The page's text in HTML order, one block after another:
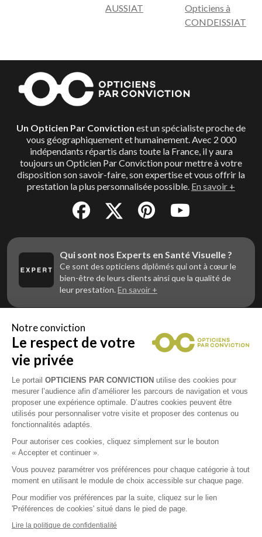
AUSSIAT
Opticiens à
CONDEISSIAT
Un Opticien Par Conviction est un spécialiste proche de
vous géographiquement et humainement. Avec 2 000
indépendants répartis dans toute la France, il y aura
toujours un Opticien Par Conviction pour mettre à votre
disposition son savoir-faire, son expertise et vous offrir la
prestation la plus personnalisée possible. En savoir +
Qui sont nos Experts en Santé Visuelle ?
Ce sont des opticiens diplômés qui ont à cœur le
bien-être de leurs clients ainsi que la qualité de
leur prestation. En savoir +
Vous êtes un professionnel de la vue et
vous souhaitez nous rejoindre ?
Contactez Alliance Optic, la centrale d’achats et
d’accompagnement des opticiens indépendants
Contacts
Notre conviction
Le respect de votre
vie privée
Le portail OPTICIENS PAR CONVICTION utilise des cookies pour
mesurer l’audience afin d’améliorer les parcours de navigation et vous
proposer une expérience optimale. D’autres cookies peuvent être
utilisés pour personnaliser votre visite et proposer des contenus ou
fonctionnalités adaptés.
Pour autoriser ces cookies, cliquez simplement sur le bouton
« Accepter et continuer ».
Vous pouvez paramétrer vos préférences pour chaque catégorie à tout
moment en utilisant le module de choix accessible sur chaque page.
Pour modifier vos préférences par la suite, cliquez sur le lien
'Préférences de cookies' situé dans le pied de page.
Lire la politique de confidentialité